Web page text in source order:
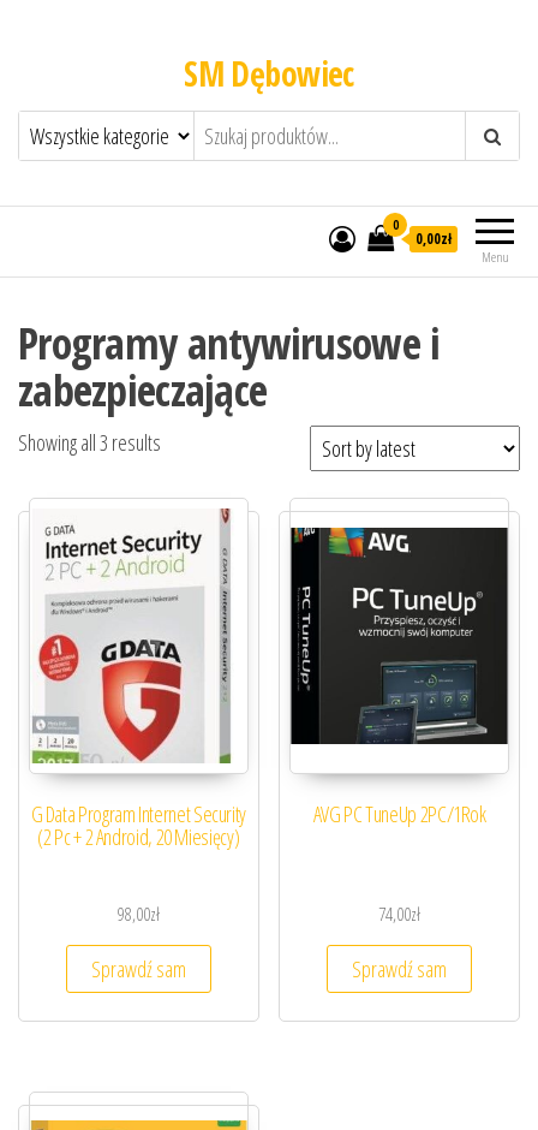
SM Dębowiec
Menu
0
0,00zł
Programy antywirusowe i
zabezpieczające
Showing all 3 results
G Data Program Internet Security
(2 Pc + 2 Android, 20 Miesięcy)
98,00zł
Sprawdź sam
AVG PC TuneUp 2PC/1Rok
74,00zł
Sprawdź sam